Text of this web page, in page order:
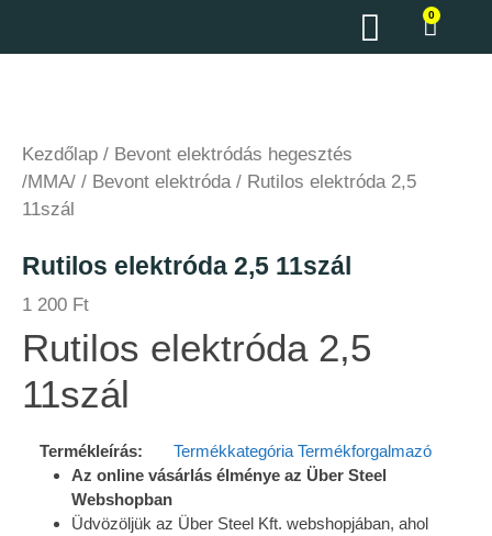
0
Kezdőlap / Bevont elektródás hegesztés
/MMA/ / Bevont elektróda/ Rutilos elektróda 2,5
11szál
Rutilos elektróda 2,5 11szál
1 200 Ft
Rutilos elektróda 2,5
11szál
Termékleírás: Termékkategória Termékforgalmazó
Az online vásárlás élménye az Über Steel
Webshopban
Üdvözöljük az Über Steel Kft. webshopjában, ahol